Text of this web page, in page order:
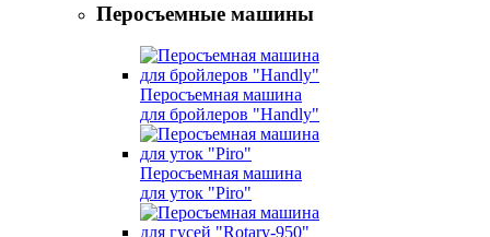
Перосъемные машины
Перосъемная машина
для бройлеров "Handly"
Перосъемная машина
для уток "Piro"